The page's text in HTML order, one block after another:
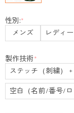
性別:*
メンズ
レディ
製作技術*
ステッチ（刺繍） +
空白（名前/番号/ロ